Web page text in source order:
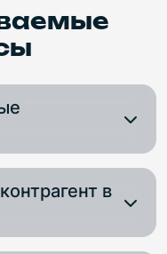
статус закупок
в